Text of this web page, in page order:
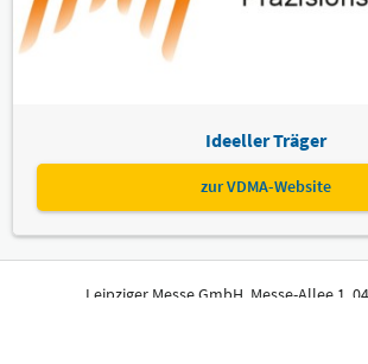
Ideeller Träger
zur VDMA-Website
Leipziger Messe GmbH, Messe-Allee 1,